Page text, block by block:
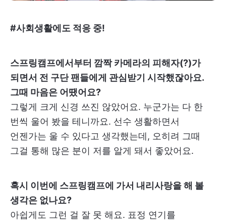
#사회생활에도 적응 중!
스프링캠프에서부터 깜짝 카메라의 피해자(?)가
되면서 전 구단 팬들에게 관심받기 시작했잖아요.
그때 마음은 어땠어요?
그렇게 크게 신경 쓰진 않았어요. 누군가는 다 한
번씩 울어 봤을 테니까요. 선수 생활하면서
언젠가는 울 수 있다고 생각했는데, 오히려 그때
그걸 통해 많은 분이 저를 알게 돼서 좋았어요.
혹시 이번에 스프링캠프에 가서 내리사랑을 해 볼
생각은 없나요?
아쉽게도 그런 걸 잘 못 해요. 표정 연기를